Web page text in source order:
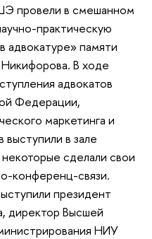
провели в смешанном
практическую
адвокатуре» памяти
В ходе
адвокатов
Федерации,
маркетинга и
в зале
сделали свои
конференц-связи.
президент
директор Высшей
НИУ